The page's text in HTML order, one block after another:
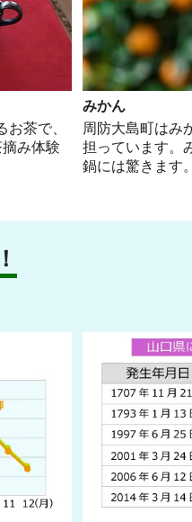
茶で、
み体験
みかん
周防大島町はみ
担っています。
鍋には驚きます。